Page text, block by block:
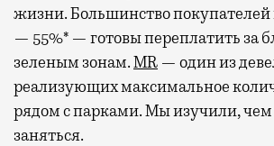
жизни. Большинство
— 55%* — готовы переплатить за
зеленым зонам.MR — один из
реализующих максимальное
рядом с парками. Мы изучили,
заняться.